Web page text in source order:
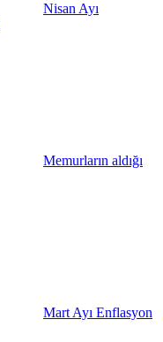
Nisan Ayı
Memurların aldığı
Mart Ayı Enflasyon